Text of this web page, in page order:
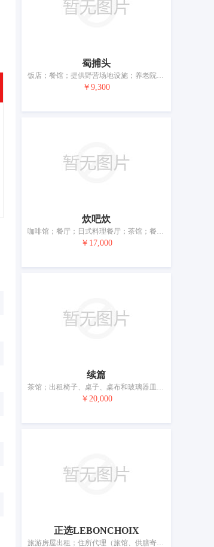
蜀捕头
饭店；餐馆；提供野营场地设施；养老院；日间托儿所（看孩子）；预订临时住所；旅游房屋出租；自助餐馆；快餐馆；茶馆
￥9,300
炊吧炊
咖啡馆；餐厅；日式料理餐厅；茶馆；餐馆预订代理；作为临时住宿处的房间出租；外卖餐馆；酒馆；提供野营场地设施；烹饪设备出租
￥17,000
续篇
茶馆；出租椅子、桌子、桌布和玻璃器皿；酒吧服务；餐馆；饭店；旅游房屋出租；咖啡馆；养老院；备办宴席；住所代理（旅馆、供膳寄宿处）
￥20,000
正选LEBONCHOIX
旅游房屋出租；住所代理（旅馆、供膳寄宿处）；酒吧服务；餐厅；快餐馆；咖啡馆；流动饮食供应；拉面馆；茶馆；自助餐厅